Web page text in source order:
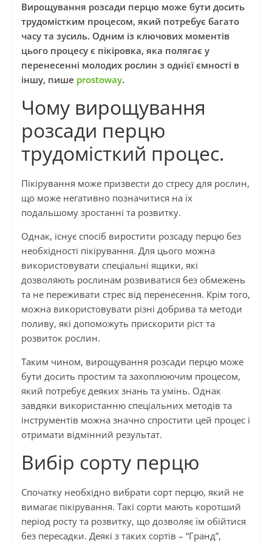
Вирощування розсади перцю може бути досить
трудомістким процесом, який потребує багато
часу та зусиль. Одним із ключових моментів
цього процесу є пікіровка, яка полягає у
перенесенні молодих рослин з однієї ємності в
іншу, пише prostoway.
Чому вирощування
розсади перцю
трудомісткий процес.
Пікірування може призвести до стресу для рослин,
що може негативно позначитися на їх
подальшому зростанні та розвитку.
Однак, існує спосіб виростити розсаду перцю без
необхідності пікірування. Для цього можна
використовувати спеціальні ящики, які
дозволяють рослинам розвиватися без обмежень
та не переживати стрес від перенесення. Крім того,
можна використовувати різні добрива та методи
поливу, які допоможуть прискорити ріст та
розвиток рослин.
Таким чином, вирощування розсади перцю може
бути досить простим та захоплюючим процесом,
який потребує деяких знань та умінь. Однак
завдяки використанню спеціальних методів та
інструментів можна значно спростити цей процес і
отримати відмінний результат.
Вибір сорту перцю
Спочатку необхідно вибрати сорт перцю, який не
вимагає пікірування. Такі сорти мають коротший
період росту та розвитку, що дозволяє їм обійтися
без пересадки. Деякі з таких сортів – “Гранд”,